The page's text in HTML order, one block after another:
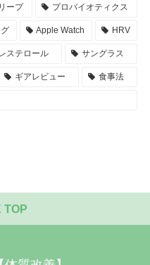
ープ プロバイオティクス
Apple Watch HRV
ステロール サングラス
ギアレビュー 食事法
TOP